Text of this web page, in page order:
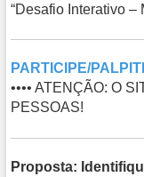
“Desafio Interativo
PARTICIPE/
•••• ATENÇÃO: O
PESSOAS!
Proposta: